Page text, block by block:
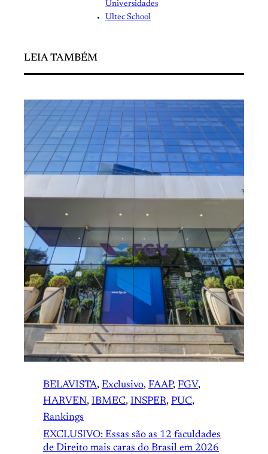
Universidades
Ultec School
LEIA TAMBÉM
BELAVISTA, Exclusivo, FAAP, FGV
HARVEN, IBMEC, INSPER, PUC
Rankings
EXCLUSIVO: Essas são as 12 faculdades
de Direito mais caras do Brasil em 2026